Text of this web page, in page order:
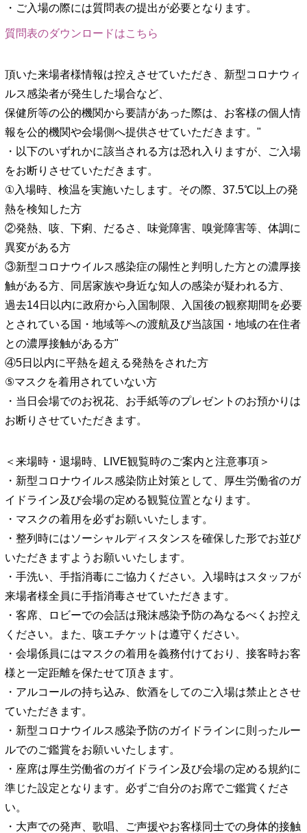
・ご入場の際には質問表の提出が必要となります。
質問表のダウンロードはこちら
頂いた来場者様情報は控えさせていただき、新型コロナウィ
ルス感染者が発生した場合など、
保健所等の公的機関から要請があった際は、お客様の個人情
報を公的機関や会場側へ提供させていただきます。"
・以下のいずれかに該当される方は恐れ入りますが、ご入場
をお断りさせていただきます。
①入場時、検温を実施いたします。その際、37.5℃以上の発
熱を検知した方
②発熱、咳、下痢、だるさ、味覚障害、嗅覚障害等、体調に
異変がある方
③新型コロナウイルス感染症の陽性と判明した方との濃厚接
触がある方、同居家族や身近な知人の感染が疑われる方、
過去14日以内に政府から入国制限、入国後の観察期間を必要
とされている国・地域等への渡航及び当該国・地域の在住者
との濃厚接触がある方"
④5日以内に平熱を超える発熱をされた方
⑤マスクを着用されていない方
・当日会場でのお祝花、お手紙等のプレゼントのお預かりは
お断りさせていただきます。
＜来場時・退場時、LIVE観覧時のご案内と注意事項＞
・新型コロナウイルス感染防止対策として、厚生労働省のガ
イドライン及び会場の定める観覧位置となります。
・マスクの着用を必ずお願いいたします。
・整列時にはソーシャルディスタンスを確保した形でお並び
いただきますようお願いいたします。
・手洗い、手指消毒にご協力ください。入場時はスタッフが
来場者様全員に手指消毒させていただきます。
・客席、ロビーでの会話は飛沫感染予防の為なるべくお控え
ください。また、咳エチケットは遵守ください。
・会場係員にはマスクの着用を義務付けており、接客時お客
様と一定距離を保たせて頂きます。
・アルコールの持ち込み、飲酒をしてのご入場は禁止とさせ
ていただきます。
・新型コロナウイルス感染予防のガイドラインに則ったルー
ルでのご鑑賞をお願いいたします。
・座席は厚生労働省のガイドライン及び会場の定める規約に
準じた設定となります。必ずご自分のお席でご鑑賞くださ
い。
・大声での発声、歌唱、ご声援やお客様同士での身体的接触